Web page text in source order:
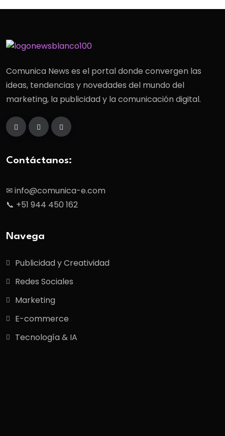
Comunica News es el portal donde convergen las
ideas, tendencias y novedades del mundo del
marketing, la publicidad y la comunicación digital.
Contáctanos:
✉ info@comunica-e.com
📞 +51 944 450 162
Navega
Publicidad y Creatividad
Redes Sociales
Marketing
E-commerce
Tecnología & IA